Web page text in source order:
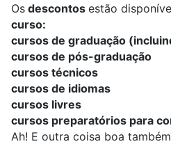
Os descontos estão
curso:
cursos de graduação
cursos de pós-graduação
cursos técnicos
cursos de idiomas
cursos livres
cursos preparatórios para
Ah! E outra coisa boa